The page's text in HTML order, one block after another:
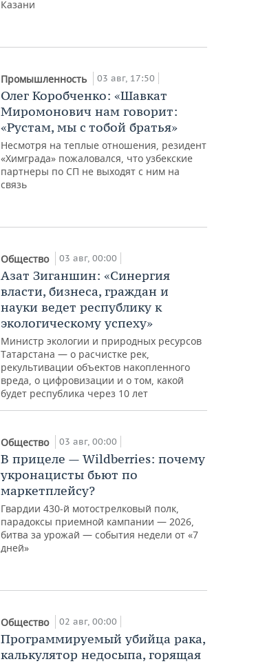
Казани
Промышленность 03 авг, 17:50
Олег Коробченко: «Шавкат
Миромонович нам говорит:
«Рустам, мы с тобой братья»
Несмотря на теплые отношения, резидент
«Химграда» пожаловался, что узбекские
партнеры по СП не выходят с ним на
связь
Общество 03 авг, 00:00
Азат Зиганшин: «Синергия
власти, бизнеса, граждан и
науки ведет республику к
экологическому успеху»
Министр экологии и природных ресурсов
Татарстана — о расчистке рек,
рекультивации объектов накопленного
вреда, о цифровизации и о том, какой
будет республика через 10 лет
Общество 03 авг, 00:00
В прицеле — Wildberries: почему
укронацисты бьют по
маркетплейсу?
Гвардии 430-й мотострелковый полк,
парадоксы приемной кампании — 2026,
битва за урожай — события недели от «7
дней»
Общество 02 авг, 00:00
Программируемый убийца рака,
калькулятор недосыпа, горящая